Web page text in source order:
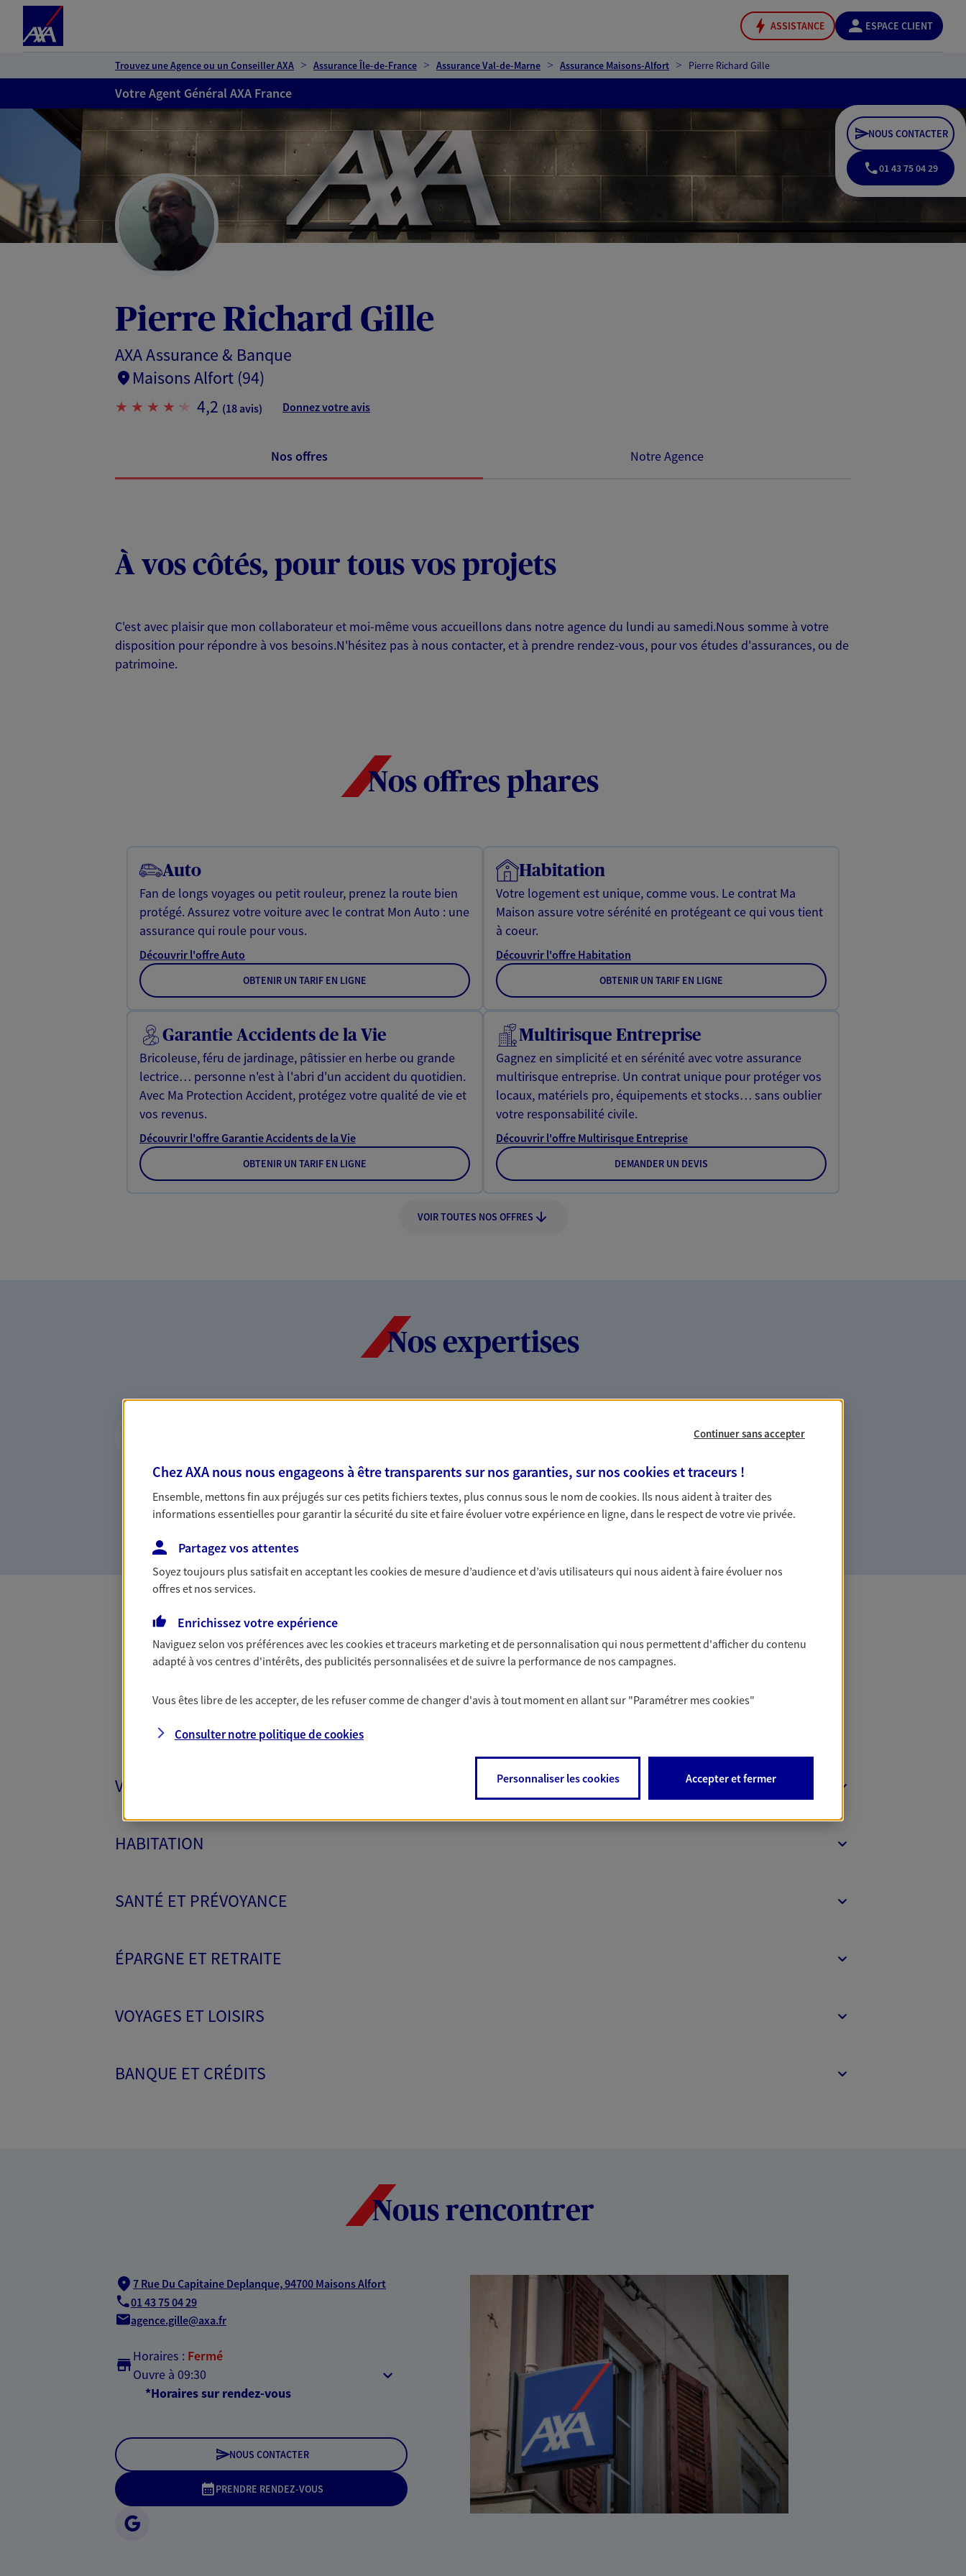
ASSISTANCE ESPACE CLIENT
Trouvez une Agence ou un Conseiller AXA Assurance Île-de-France Assurance Val-de-Marne Assurance Maisons-Alfort Pierre Richard Gille
Votre Agent Général AXA France
Pierre Richard Gille
AXA Assurance & Banque
Maisons Alfort (94)
4,2 (18 avis) Donnez votre avis
NOUS CONTACTER
01 43 75 04 29
Nos offres Notre Agence
À vos côtés, pour tous vos projets
C'est avec plaisir que mon collaborateur et moi-même vous accueillons dans notre agence du lundi au samedi.Nous somme à votre
disposition pour répondre à vos besoins.N'hésitez pas à nous contacter, et à prendre rendez-vous, pour vos études d'assurances, ou de
patrimoine.
Nos offres phares
Auto
Fan de longs voyages ou petit rouleur, prenez la route bien
protégé. Assurez votre voiture avec le contrat Mon Auto : une
assurance qui roule pour vous.
Découvrir l'offre Auto
OBTENIR UN TARIF EN LIGNE
Habitation
Votre logement est unique, comme vous. Le contrat Ma
Maison assure votre sérénité en protégeant ce qui vous tient
à coeur.
Découvrir l'offre Habitation
OBTENIR UN TARIF EN LIGNE
Garantie Accidents de la Vie
Bricoleuse, féru de jardinage, pâtissier en herbe ou grande
lectrice… personne n'est à l'abri d'un accident du quotidien.
Avec Ma Protection Accident, protégez votre qualité de vie et
vos revenus.
Découvrir l'offre Garantie Accidents de la Vie
OBTENIR UN TARIF EN LIGNE
Multirisque Entreprise
Gagnez en simplicité et en sérénité avec votre assurance
multirisque entreprise. Un contrat unique pour protéger vos
locaux, matériels pro, équipements et stocks… sans oublier
votre responsabilité civile.
Découvrir l'offre Multirisque Entreprise
DEMANDER UN DEVIS
VOIR TOUTES NOS OFFRES
Nos expertises
Vous accompagner dans vos projets de vie tout au long de
votre vie, c'est ainsi que nous concevons notre métier : dans
la confiance et la proximité. C'est en apprenant à vous
connaître que nous proposons de meilleures solutions.
Comme vous, nous sommes des indépendants. Nous
votre activité, vos collaborateurs... mais aussi vous-même et
votre famille.
Toutes nos offres Assurance & Banque
VÉHICULES
HABITATION
SANTÉ ET PRÉVOYANCE
ÉPARGNE ET RETRAITE
VOYAGES ET LOISIRS
BANQUE ET CRÉDITS
Nous rencontrer
7 Rue Du Capitaine Deplanque,94700 Maisons Alfort
01 43 75 04 29
agence.gille@axa.fr
Horaires : Fermé
Ouvre à 09:30
*Horaires sur rendez-vous
NOUS CONTACTER
PRENDRE RENDEZ-VOUS
Continuer sans accepter
Chez AXA nous nous engageons à être transparents sur nos garanties, sur nos cookies et traceurs !
Ensemble, mettons fin aux préjugés sur ces petits fichiers textes, plus connus sous le nom decookies. Ils nous aident à traiter des
informations essentielles pour garantir la sécurité du site et faire évoluer votre expérience en ligne, dans le respect de votre vie privée.
Partagez vos attentes
Soyez toujours plus satisfait en acceptant lescookiesde mesure d’audience et d’avis utilisateurs qui nous aident à faire évoluer nos
offres et nos services.
Enrichissez votre expérience
Naviguez selon vos préférences avec lescookies et traceurs marketing et de personnalisation qui nous permettent d'afficher du contenu
adapté à vos centres d'intérêts, des publicités personnalisées et de suivre la performance de nos campagnes.
Vous êtes libre de les accepter, de les refuser comme de changer d'avis à tout moment en allant sur "Paramétrer mescookies"
Consulter notre politique decookies
Personnaliser les cookies Accepter et fermer